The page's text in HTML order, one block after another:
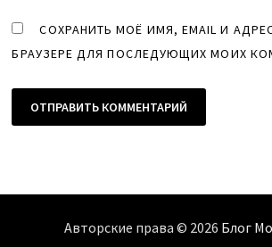
СОХРАНИТЬ МОЁ ИМЯ, EMAIL И
БРАУЗЕРЕ ДЛЯ ПОСЛЕДУЮЩИХ МОИХ
Авторские права © 2026 Блог